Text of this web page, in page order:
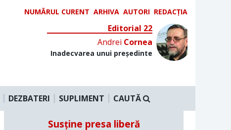
NUMĂRUL CURENT ARHIVA AUTORI REDACȚIA
Editorial 22
Andrei Cornea
Inadecvarea unui președinte
DEZBATERI SUPLIMENT CAUTĂ
Susține presa liberă